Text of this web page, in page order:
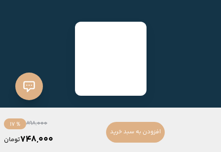
898,000
% 17
748,000تومان
افزودن به سبد خرید
ساخته شده بافروشگاه ساز میهن شاپ